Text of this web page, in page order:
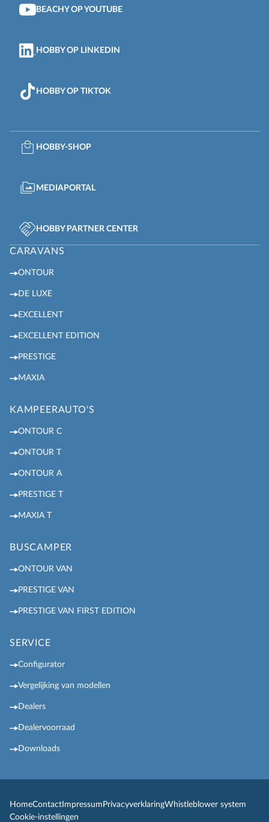
BEACHY OP YOUTUBE
HOBBY OP LINKEDIN
HOBBY OP TIKTOK
HOBBY-SHOP
MEDIAPORTAL
HOBBY PARTNER CENTER
CARAVANS
ONTOUR
DE LUXE
EXCELLENT
EXCELLENT EDITION
PRESTIGE
MAXIA
KAMPEERAUTO'S
ONTOUR C
ONTOUR T
ONTOUR A
PRESTIGE T
MAXIA T
BUSCAMPER
ONTOUR VAN
PRESTIGE VAN
PRESTIGE VAN FIRST EDITION
SERVICE
Configurator
Vergelijking van modellen
Dealers
Dealervoorraad
Downloads
HomeContact Impressum PrivacyverklaringWhistleblower system
Cookie-instellingen